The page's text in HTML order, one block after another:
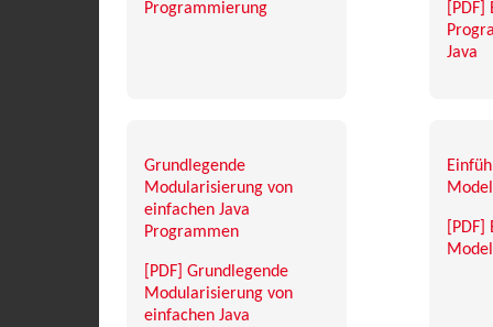
Programmierung
Java
Grundlegende
Modularisierung von
einfachen Java
Programmen
[PDF] Grundlegende
Modularisierung von
einfachen Java